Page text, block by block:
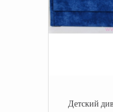
Детский